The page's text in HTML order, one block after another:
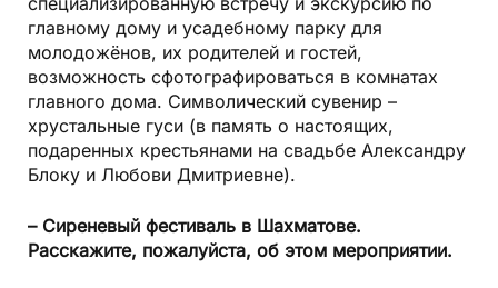
главному дому и усадебному парку для
молодожёнов, их родителей и гостей,
возможность сфотографироваться в комнатах
главного дома. Символический сувенир –
хрустальные гуси (в память о настоящих,
подаренных крестьянами на свадьбе Александру
Блоку и Любови Дмитриевне).
– Сиреневый фестиваль в Шахматове.
Расскажите, пожалуйста, об этом мероприятии.